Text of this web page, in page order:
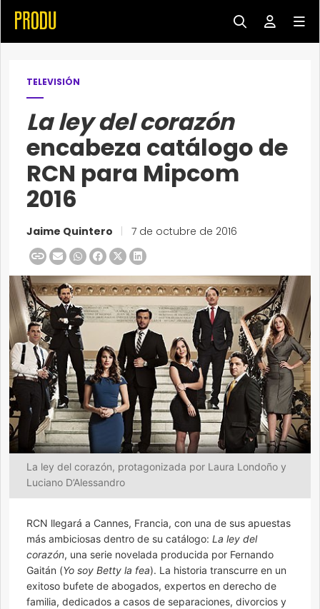
TELEVISIÓN
La ley del corazón
encabeza catálogo de
RCN para Mipcom
2016
Jaime Quintero 7 de octubre de 2016
La ley del corazón, protagonizada por Laura Londoño y
Luciano D’Alessandro
RCN llegará a Cannes, Francia, con una de sus apuestas
más ambiciosas dentro de su catálogo: La ley del
corazón, una serie novelada producida por Fernando
Gaitán (Yo soy Betty la fea). La historia transcurre en un
exitoso bufete de abogados, expertos en derecho de
familia, dedicados a casos de separaciones, divorcios y